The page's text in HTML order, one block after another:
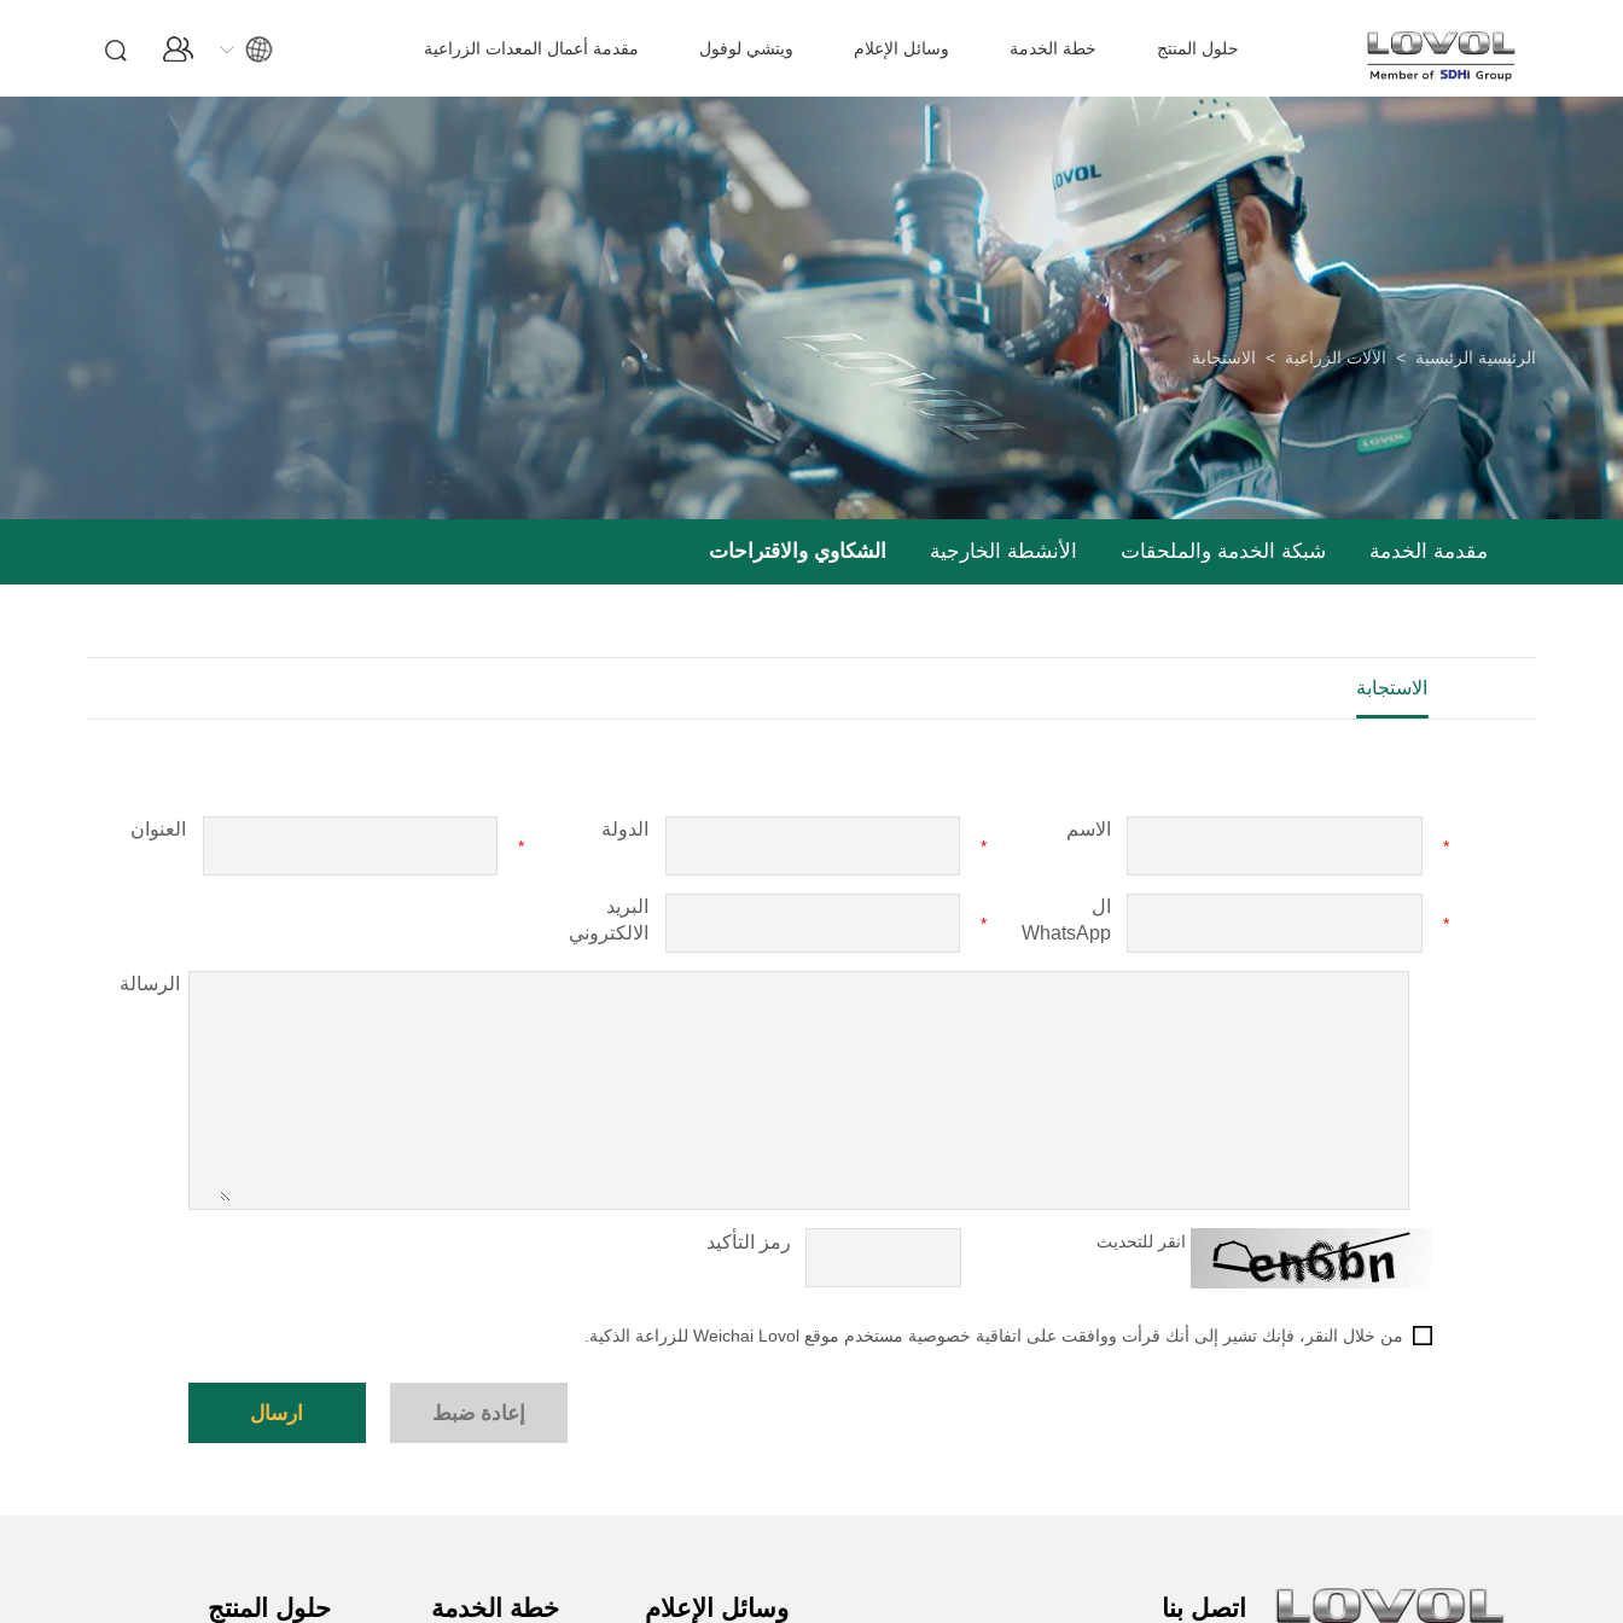
حلول المنتج خطة الخدمة وسائل الإعلام ويتشي لوفول مقدمة أعمال المعدات الزراعية 
الرئيسية الرئيسية > الآلات الزراعية > الاستجابة
مقدمة الخدمة شبكة الخدمة والملحقات الأنشطة الخارجية الشكاوي والاقتراحات
الاستجابة
الاسم
*
الدولة
*
العنوان
*
ال
WhatsApp
*
البريد
الالكتروني
*
الرسالة
رمز التأكيد انقر للتحديث
من خلال النقر، فإنك تشير إلى أنك قرأت ووافقت على اتفاقية خصوصية مستخدم موقع Weichai Lovol للزراعة الذكية.
ارسال إعادة ضبط
حلول المنتج خطة الخدمة وسائل الإعلام اتصل بنا